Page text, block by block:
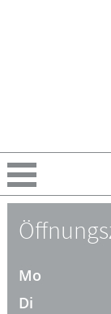
Über uns
Ratgeber
Mo
Di